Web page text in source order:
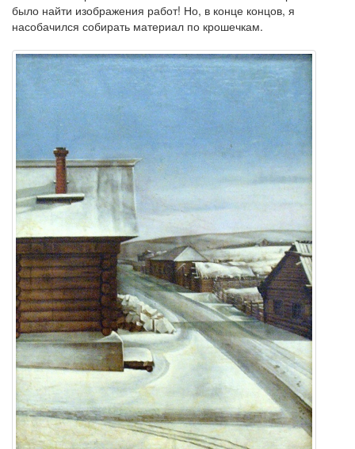
было найти изображения работ! Но, в конце концов, я
насобачился собирать материал по крошечкам.